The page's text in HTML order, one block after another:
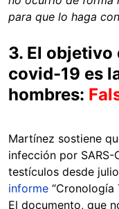
para que lo haga
3. El objetivo
covid-19 es
hombres:
Martínez sostiene
infección por
testículos desde
informe “Cronología
El documento, que